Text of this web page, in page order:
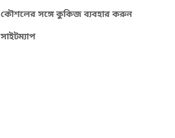
কৌশলের সঙ্গে কুকিজ ব্যবহার করুন
সাইটম্যাপ